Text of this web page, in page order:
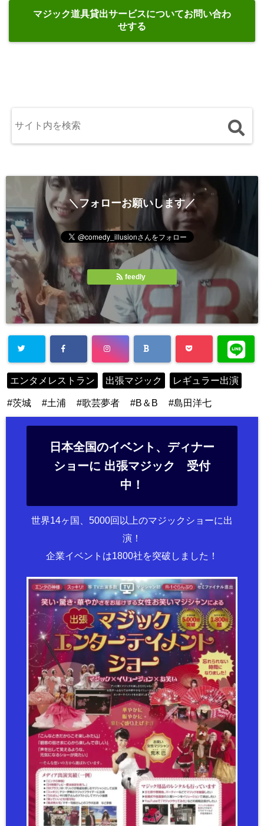
マジック道具貸出サービスについてお問い合わ
せする
＼フォローお願いします／
feedly
エンタメレストラン 出張マジック レギュラー出演
茨城 土浦 歌芸夢者 B＆B 島田洋七
日本全国のイベント、ディナー
ショーに 出張マジック 受付
中！
世界14ヶ国、5000回以上のマジックショーに出
演！
企業イベントは1800社を突破しました！